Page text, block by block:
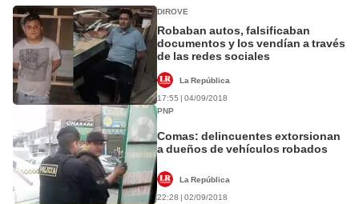
DIROVE
Robaban autos, falsificaban
documentos y los vendían a través
de las redes sociales
La República
17:55 | 04/09/2018
PNP
Comas: delincuentes extorsionan
a dueños de vehículos robados
La República
22:28 | 02/09/2018